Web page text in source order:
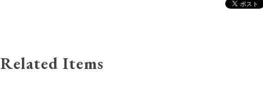
Related Items